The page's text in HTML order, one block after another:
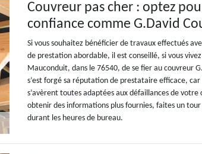
Couvreur pas cher : optez
confiance comme G.David
Si vous souhaitez bénéficier de travaux effectués
de prestation abordable, il est conseillé, si vous
Mauconduit, dans le 76540, de se fier au couvreur
s’est forgé sa réputation de prestataire efficace, car
s’avèrent toutes adaptées aux défaillances de
obtenir des informations plus fournies, faites un
durant les heures de bureau.